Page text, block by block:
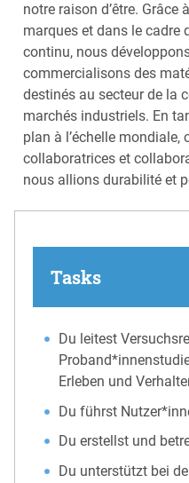
notre raison d’être.
marques et dans le cadre
continu, nous
commercialisons des
destinés au secteur de la
marchés industriels. En
plan à l’échelle
collaboratrices et
nous allions durabilité et
Tasks
Du leitest
Erleben und
Du führst
Du erstellst und
Du unterstützt bei